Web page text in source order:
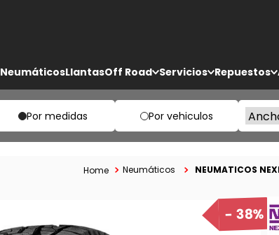
NeumáticosLlantasOff Road Servicios Repuestos
Por medidas Por vehiculos
Neumáticos NEUMATICOS
38%
3.
235